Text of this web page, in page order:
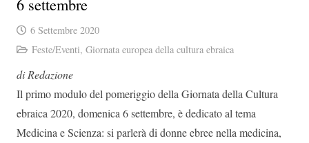
6 Settembre 2020
Feste/Eventi, Giornata europea della cultura ebraica
di Redazione
Il primo modulo del pomeriggio della Giornata della Cultura
ebraica 2020, domenica 6 settembre, è dedicato al tema
Medicina e Scienza: si parlerà di donne ebree nella medicina,